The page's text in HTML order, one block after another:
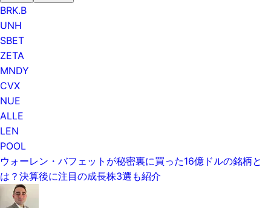
BRK.B
UNH
SBET
ZETA
MNDY
CVX
NUE
ALLE
LEN
POOL
ウォーレン・バフェットが秘密裏に買った16億ドルの銘柄と
は？決算後に注目の成長株3選も紹介